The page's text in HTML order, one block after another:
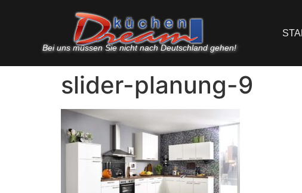
Bei uns müssen Sie nicht nach Deutschland gehen!
slider-planung-9